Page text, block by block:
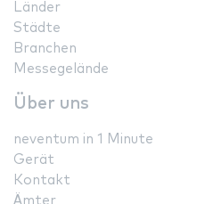
Länder
Städte
Branchen
Messegelände
Über uns
neventum in 1 Minute
Gerät
Kontakt
Ämter